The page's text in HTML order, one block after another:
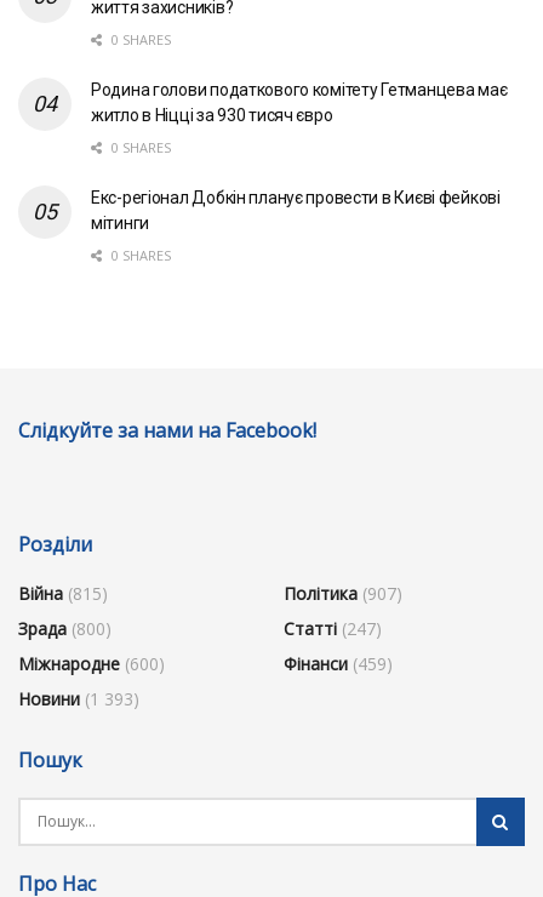
життя захисників?
0 SHARES
Родина голови податкового комітету Гетманцева має
житло в Ніцці за 930 тисяч євро
0 SHARES
Екс-регіонал Добкін планує провести в Києві фейкові
мітинги
0 SHARES
Слідкуйте за нами на Facebook!
Розділи
Війна (815)
Зрада (800)
Міжнародне (600)
Новини (1 393)
Політика (907)
Статті (247)
Фінанси (459)
Пошук
Про Нас